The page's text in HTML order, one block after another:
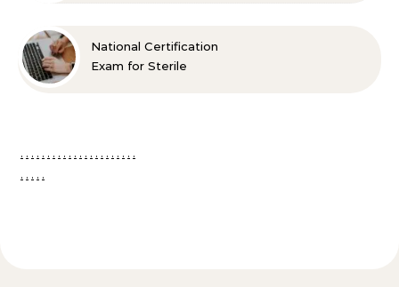
National Certification
Exam for Sterile
. . . . . . . . . . . . . . . . . . . . . .
. . . . .